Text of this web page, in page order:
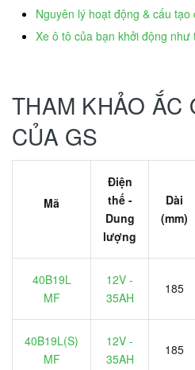
Nguyên lý hoạt động & cấu tạo
Xe ô tô của bạn khởi động như
THAM KHẢO ẮC
CỦA GS
Mã
Điện
thế -
Dung
lượng
Dài
(mm)
40B19L
MF
12V -
35AH
185
40B19L(S)
MF
12V -
35AH
185